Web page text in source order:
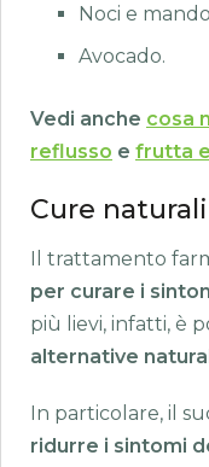
Noci e
Avocado.
Vedi anche cosa
reflusso e frutta
Cure naturali
Il trattamento
per curare i
più lievi, infatti, è
alternative
In particolare, il
ridurre i sintomi